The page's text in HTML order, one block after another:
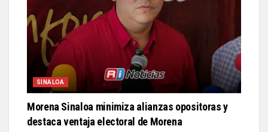
SINALOA
Morena Sinaloa minimiza alianzas opositoras y
destaca ventaja electoral de Morena